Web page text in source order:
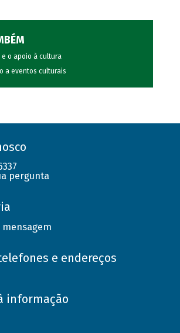
e o apoio à cultura
a eventos culturais
pergunta
mensagem
e endereços
informação